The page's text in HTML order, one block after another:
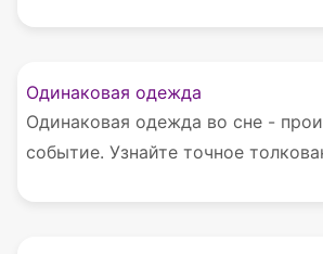
Одинаковая одежда
Одинаковая одежда во сне -
событие. Узнайте точное